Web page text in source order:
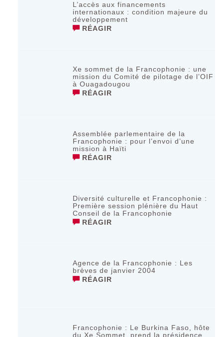
L’accès aux financements
internationaux : condition majeure du
développement
RÉAGIR
Xe sommet de la Francophonie : une
mission du Comité de pilotage de l’OIF
à Ouagadougou
RÉAGIR
Assemblée parlementaire de la
Francophonie : pour l’envoi d’une
mission à Haïti
RÉAGIR
Diversité culturelle et Francophonie :
Première session plénière du Haut
Conseil de la Francophonie
RÉAGIR
Agence de la Francophonie : Les
brèves de janvier 2004
RÉAGIR
Francophonie : Le Burkina Faso, hôte
du Xe Sommet, prend la présidence